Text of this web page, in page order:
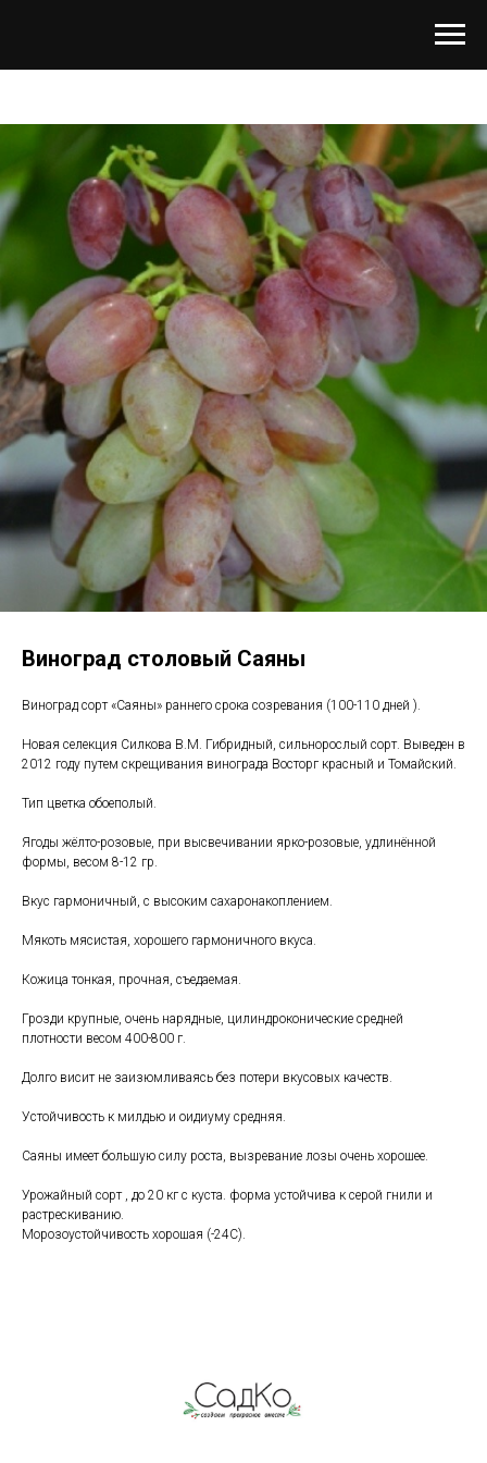
Виноград столовый Саяны
Виноград сорт «Саяны» раннего срока созревания (100-110 дней ).
Новая селекция Силкова В.М. Гибридный, сильнорослый сорт. Выведен в
2012 году путем скрещивания винограда Восторг красный и Томайский.
Тип цветка обоеполый.
Ягоды жёлто-розовые, при высвечивании ярко-розовые, удлинённой
формы, весом 8-12 гр.
Вкус гармоничный, с высоким сахаронакоплением.
Мякоть мясистая, хорошего гармоничного вкуса.
Кожица тонкая, прочная, съедаемая.
Грозди крупные, очень нарядные, цилиндроконические средней
плотности весом 400-800 г.
Долго висит не заизюмливаясь без потери вкусовых качеств.
Устойчивость к милдью и оидиуму средняя.
Саяны имеет большую силу роста, вызревание лозы очень хорошее.
Урожайный сорт , до 20 кг с куста. форма устойчива к серой гнили и
растрескиванию.
Морозоустойчивость хорошая (-24С).